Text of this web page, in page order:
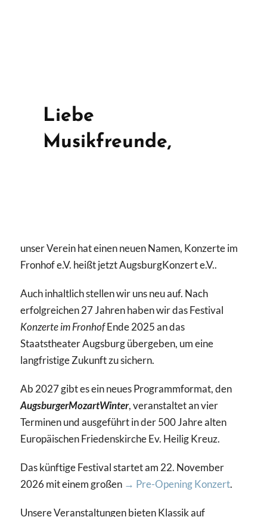
Liebe
Musikfreunde,
unser Verein hat einen neuen Namen, Konzerte im
Fronhof e.V. heißt jetzt AugsburgKonzert e.V..
Auch inhaltlich stellen wir uns neu auf. Nach
erfolgreichen 27 Jahren haben wir das Festival
Konzerte im FronhofEnde 2025 an das
Staatstheater Augsburg übergeben, um eine
langfristige Zukunft zu sichern.
Ab 2027 gibt es ein neues Programmformat, den
AugsburgerMozartWinter, veranstaltet an vier
Terminen und ausgeführt in der 500 Jahre alten
Europäischen Friedenskirche Ev. Heilig Kreuz.
Das künftige Festival startet am 22. November
2026 mit einem großen → Pre-Opening Konzert.
Unsere Veranstaltungen bieten Klassik auf